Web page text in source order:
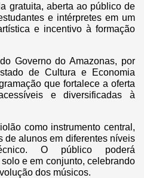
gratuita, aberta ao público de
e intérpretes em um
e incentivo à formação
Governo do Amazonas, por
de Cultura e Economia
que fortalece a oferta
e diversificadas à
como instrumento central,
de alunos em diferentes níveis
O público poderá
e em conjunto, celebrando
dos músicos.